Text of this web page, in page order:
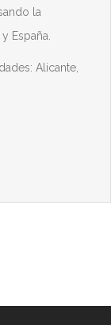
la
España.
Alicante,